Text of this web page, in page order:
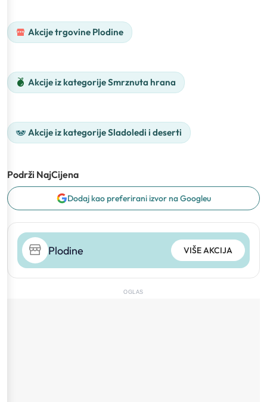
Akcije trgovine Plodine
Akcije iz kategorije Smrznuta hrana
Akcije iz kategorije Sladoledi i deserti
Podrži NajCijena
Dodaj kao preferirani izvor na Googleu
Plodine VIŠE AKCIJA
OGLAS